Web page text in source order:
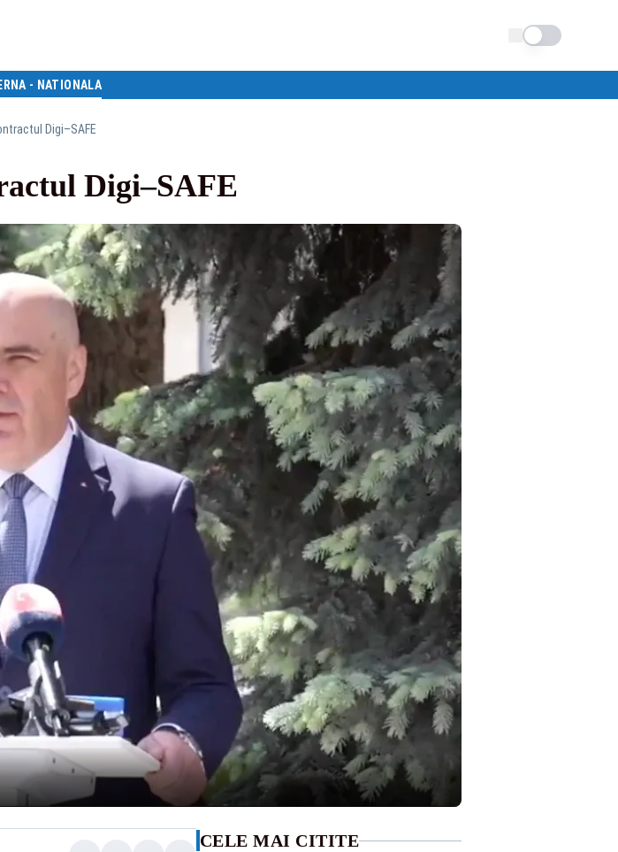
Schimba tema
- NATIONALA
Digi–SAFE
Digi–SAFE
CELE MAI CITITE